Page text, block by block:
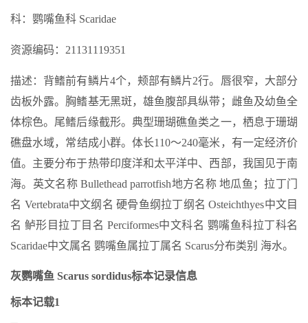
科：鹦嘴鱼科 Scaridae
资源编码：21131119351
描述：背鳍前有鳞片4个，颊部有鳞片2行。唇很窄，大部分
齿板外露。胸鳍基无黑斑，雄鱼腹部具纵带；雌鱼及幼鱼全
体棕色。尾鳍后缘截形。典型珊瑚礁鱼类之一，栖息于珊瑚
礁盘水域，常结成小群。体长110～240毫米，有一定经济价
值。主要分布于热带印度洋和太平洋中、西部，我国见于南
海。英文名称 Bullethead parrotfish地方名称 地瓜鱼；拉丁门
名 Vertebrata中文纲名 硬骨鱼纲拉丁纲名 Osteichthyes中文目
名 鲈形目拉丁目名 Perciformes中文科名 鹦嘴鱼科拉丁科名
Scaridae中文属名 鹦嘴鱼属拉丁属名 Scarus分布类别 海水。
灰鹦嘴鱼 Scarus sordidus标本记录信息
标本记载1